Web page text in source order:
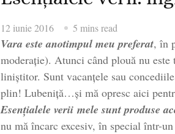
12 iunie 2016 5 mins read
Vara este anotimpul meu preferat, în
moderație). Atunci când plouă nu
liniștitor. Sunt vacanțele sau
plin! Lubeniță…și mă opresc aici
Esențialele verii mele sunt produse
nu mă încarc excesiv, în special într-